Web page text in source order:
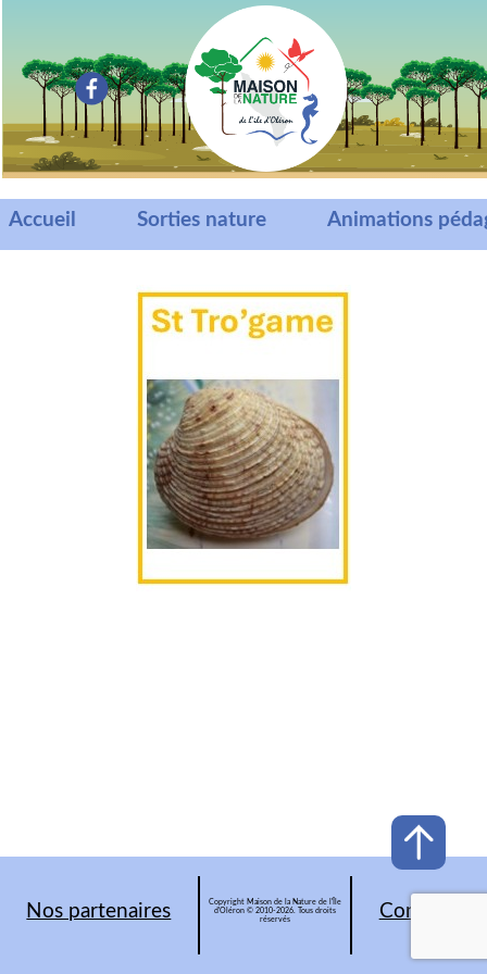
Accueil Sorties nature Animations
Nos partenaires
Copyright Maison de la Nature de l'Île
d'Oléron © 2010-2026. Tous droits
réservés
Contacts